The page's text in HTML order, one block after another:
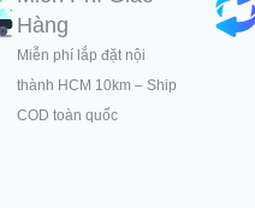
Hàng
Miễn phí lắp đặt nội
thành HCM 10km – Ship
COD toàn quốc